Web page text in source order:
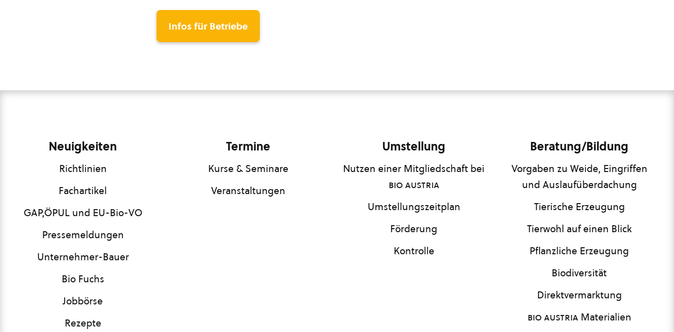
Infos für Betriebe
Neuigkeiten
Richtlinien
Fachartikel
GAP,ÖPUL und EU-Bio-VO
Pressemeldungen
Unternehmer-Bauer
Bio Fuchs
Jobbörse
Rezepte
Termine
Kurse & Seminare
Veranstaltungen
Umstellung
Nutzen einer Mitgliedschaft bei
bio austria
Umstellungszeitplan
Förderung
Kontrolle
Beratung/Bildung
Vorgaben zu Weide, Eingriffen
und Auslaufüberdachung
Tierische Erzeugung
Tierwohl auf einen Blick
Pflanzliche Erzeugung
Biodiversität
Direktvermarktung
bio austriaMaterialien